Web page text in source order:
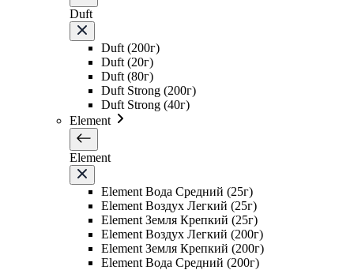
Duft
Duft (200г)
Duft (20г)
Duft (80г)
Duft Strong (200г)
Duft Strong (40г)
Element
Element
Element Вода Средний (25г)
Element Воздух Легкий (25г)
Element Земля Крепкий (25г)
Element Воздух Легкий (200г)
Element Земля Крепкий (200г)
Element Вода Средний (200г)